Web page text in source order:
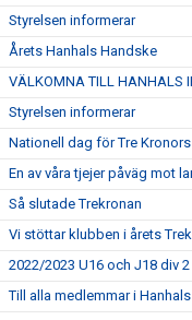
Styrelsen informerar
Årets Hanhals Handske
VÄLKOMNA TILL HANHALS
Styrelsen informerar
Nationell dag för Tre
En av våra tjejer påväg mot
Så slutade Trekronan
Vi stöttar klubben i årets
2022/2023 U16 och J18 div 2
Till alla medlemmar i Hanhals